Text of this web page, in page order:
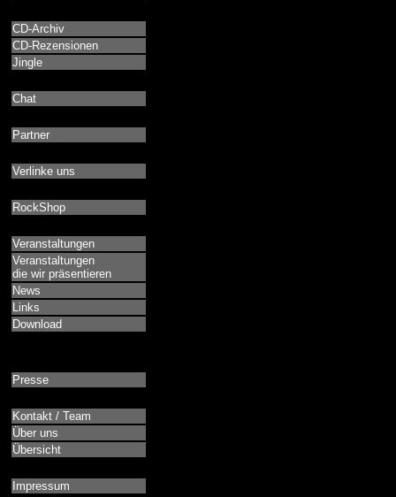
CD-Archiv
CD-Rezensionen
Jingle
Chat
Partner
Verlinke uns
RockShop
Veranstaltungen
Veranstaltungen
die wir präsentieren
News
Links
Download
Presse
Kontakt / Team
Über uns
Übersicht
Impressum